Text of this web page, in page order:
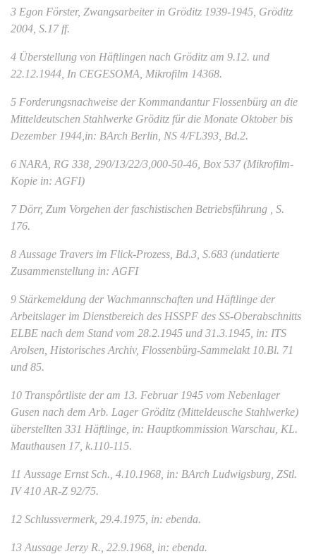
3 Egon Förster, Zwangsarbeiter in Gröditz 1939-1945, Gröditz
2004, S.17 ff.
4 Überstellung von Häftlingen nach Gröditz am 9.12. und
22.12.1944, In CEGESOMA, Mikrofilm 14368.
5 Forderungsnachweise der Kommandantur Flossenbürg an die
Mitteldeutschen Stahlwerke Gröditz für die Monate Oktober bis
Dezember 1944,in: BArch Berlin, NS 4/FL393, Bd.2.
6 NARA, RG 338, 290/13/22/3,000-50-46, Box 537 (Mikrofilm-
Kopie in: AGFI)
7 Dörr, Zum Vorgehen der faschistischen Betriebsführung , S.
176.
8 Aussage Travers im Flick-Prozess, Bd.3, S.683 (undatierte
Zusammenstellung in: AGFI
9 Stärkemeldung der Wachmannschaften und Häftlinge der
Arbeitslager im Dienstbereich des HSSPF des SS-Oberabschnitts
ELBE nach dem Stand vom 28.2.1945 und 31.3.1945, in: ITS
Arolsen, Historisches Archiv, Flossenbürg-Sammelakt 10.Bl. 71
und 85.
10 Transpôrtliste der am 13. Februar 1945 vom Nebenlager
Gusen nach dem Arb. Lager Gröditz (Mitteldeusche Stahlwerke)
überstellten 331 Häftlinge, in: Hauptkommission Warschau, KL.
Mauthausen 17, k.110-115.
11 Aussage Ernst Sch., 4.10.1968, in: BArch Ludwigsburg, ZStl.
IV 410 AR-Z 92/75.
12 Schlussvermerk, 29.4.1975, in: ebenda.
13 Aussage Jerzy R., 22.9.1968, in: ebenda.